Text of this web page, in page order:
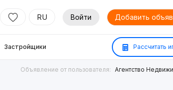
RU Войти Добавить
Застройщики Рассчитать
Объявление от пользователя: Агентство